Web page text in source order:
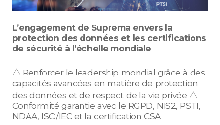
L’engagement de Suprema envers la
protection des données et les certifications
de sécurité à l’échelle mondiale
△ Renforcer le leadership mondial grâce à des
capacités avancées en matière de protection
des données et de respect de la vie privée △
Conformité garantie avec le RGPD, NIS2, PSTI,
NDAA, ISO/IEC et la certification CSA